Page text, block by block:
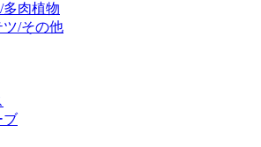
肉植物
ツ/その他
ブ